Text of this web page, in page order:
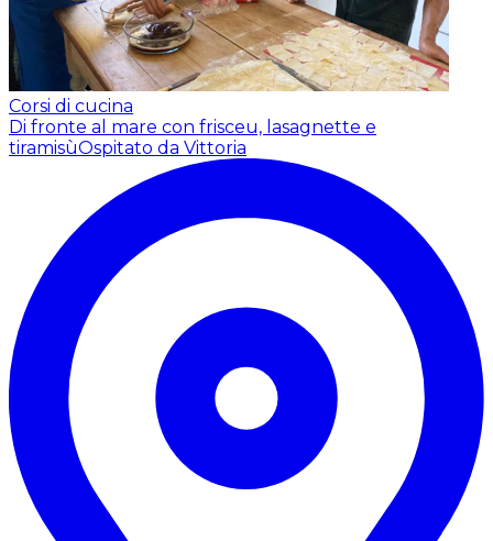
Corsi di cucina
Di fronte al mare con frisceu, lasagnette e
tiramisùOspitato da Vittoria